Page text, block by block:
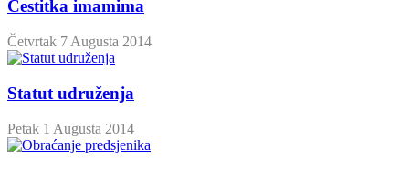
Čestitka imamima
Četvrtak 7 Augusta 2014
Statut udruženja
Petak 1 Augusta 2014